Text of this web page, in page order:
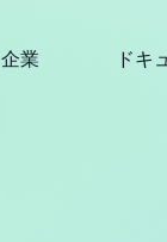
企業 ドキ